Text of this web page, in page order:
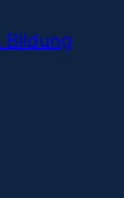
Bildung